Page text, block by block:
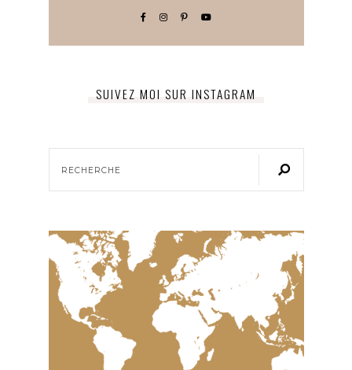
SUIVEZ MOI SUR INSTAGRAM